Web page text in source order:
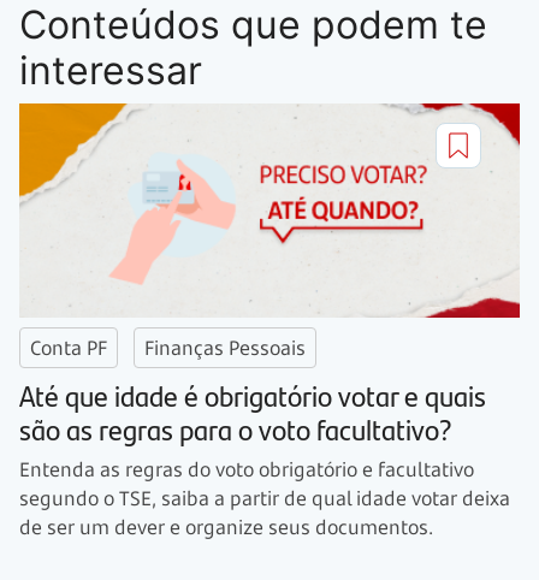
Conteúdos que podem te
interessar
Conta PF Finanças Pessoais
Até que idade é obrigatório votar e quais
são as regras para o voto facultativo?
Entenda as regras do voto obrigatório e facultativo
segundo o TSE, saiba a partir de qual idade votar deixa
de ser um dever e organize seus documentos.